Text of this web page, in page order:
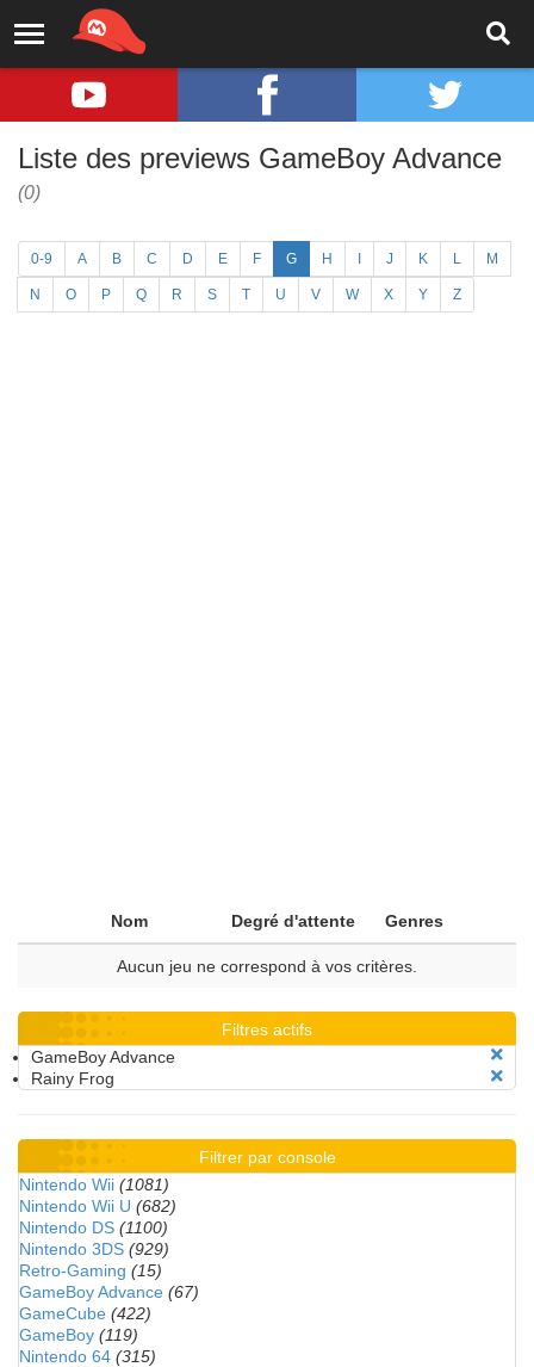
Liste des previews GameBoy Advance
(0)
0-9 A B C D E F G H J K L M
N O P Q R S T U V W X Y Z
Nom Degré d'attente Genres
Aucun jeu ne correspond à vos critères.
Filtres actifs
GameBoy Advance
Rainy Frog
Filtrer par console
Nintendo Wii (1081)
Nintendo Wii U (682)
Nintendo DS (1100)
Nintendo 3DS (929)
Retro-Gaming (15)
GameBoy Advance (67)
GameCube (422)
GameBoy (119)
Nintendo 64 (315)